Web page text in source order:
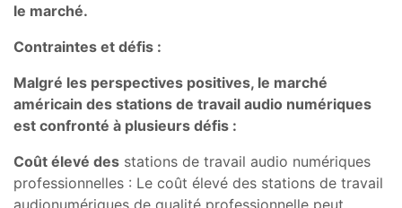
le marché.
Contraintes et défis :
Malgré les perspectives positives, le marché
américain des stations de travail audio numériques
est confronté à plusieurs défis :
Coût élevé des stations de travail audio numériques
professionnelles : Le coût élevé des stations de travail
audionumériques de qualité professionnelle peut